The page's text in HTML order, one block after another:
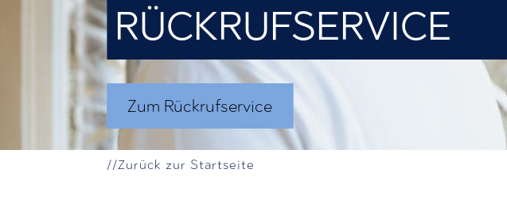
RÜCKRUFSERVICE
Zum Rückrufservice
//Zurück zur Startseite